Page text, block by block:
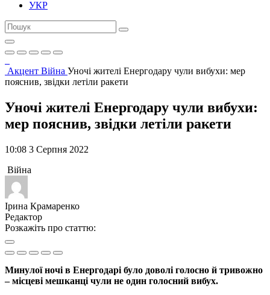
УКР
Акцент Війна Уночі жителі Енергодару чули вибухи: мер
пояснив, звідки летіли ракети
Уночі жителі Енергодару чули вибухи:
мер пояснив, звідки летіли ракети
10:08 3 Серпня 2022
Війна
Ірина Крамаренко
Редактор
Розкажіть про статтю:
Минулої ночі в Енергодарі було доволі голосно й тривожно
– місцеві мешканці чули не один голосний вибух.